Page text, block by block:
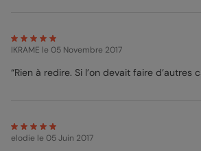
quand on a souhaité avoir de nouvelles
problème technique de notre part. MERCI
que du prix.”
IKRAME le 05 Novembre 2017
“Rien à redire. Si l’on devait faire d’autres
elodie le 05 Juin 2017